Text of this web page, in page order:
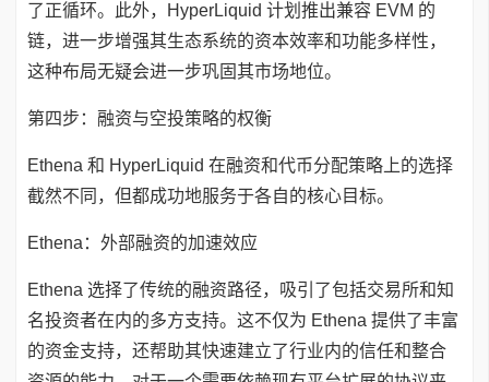
了正循环。此外，HyperLiquid 计划推出兼容 EVM 的
链，进一步增强其生态系统的资本效率和功能多样性，
这种布局无疑会进一步巩固其市场地位。
第四步：融资与空投策略的权衡
Ethena 和 HyperLiquid 在融资和代币分配策略上的选择
截然不同，但都成功地服务于各自的核心目标。
Ethena：外部融资的加速效应
Ethena 选择了传统的融资路径，吸引了包括交易所和知
名投资者在内的多方支持。这不仅为 Ethena 提供了丰富
的资金支持，还帮助其快速建立了行业内的信任和整合